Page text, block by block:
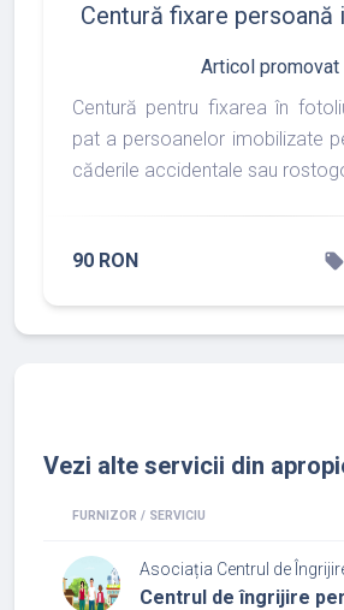
Centură fixare
Articol promovat
Centură pentru fixarea în
pat a persoanelor imobilizate
căderile accidentale sau
90 RON local_offer
Vezi alte servicii din
FURNIZOR / SERVICIU
Asociația Centrul de
Centrul de îngrijire